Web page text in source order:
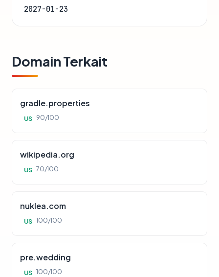
2027-01-23
Domain Terkait
gradle.properties
US 90/100
wikipedia.org
US 70/100
nuklea.com
US 100/100
pre.wedding
US 100/100